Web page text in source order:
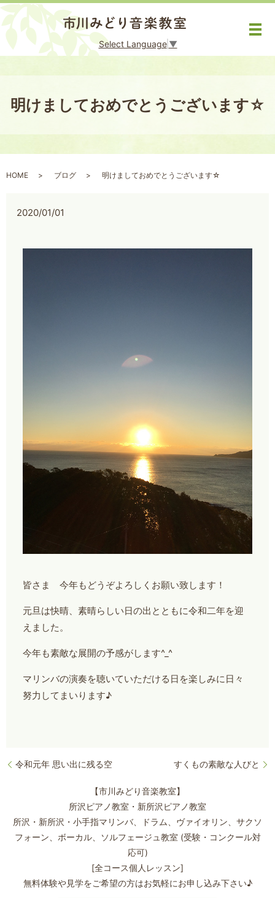
Select Language ▼
メ
明けましておめでとうございます☆
HOME ブログ 明けましておめでとうございます☆
2020/01/01
皆さま 今年もどうぞよろしくお願い致します！
元旦は快晴、素晴らしい日の出とともに令和二年を迎
えました。
今年も素敵な展開の予感がします^_^
マリンバの演奏を聴いていただける日を楽しみに日々
努力してまいります♪
令和元年 思い出に残る空 すくもの素敵な人びと
【市川みどり音楽教室】
所沢ピアノ教室・新所沢ピアノ教室
所沢・新所沢・小手指マリンバ、ドラム、ヴァイオリン、サクソ
フォーン、 ボーカル、ソルフェージュ教室 (受験・コンクール対
応可)
[全コース個人レッスン]
無料体験や見学をご希望の方はお気軽にお申し込み下さい♪